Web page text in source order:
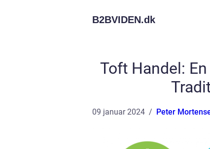
B2BVIDEN.dk
Toft Handel:
09 januar 2024 Peter